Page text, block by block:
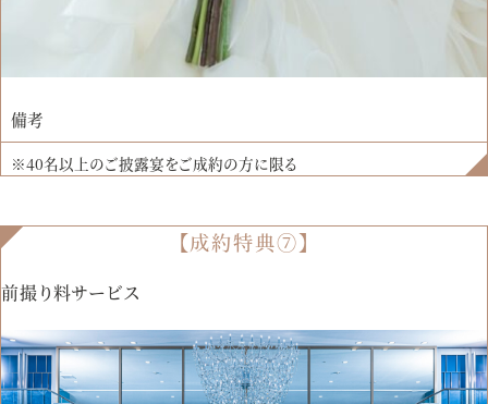
備考
※40名以上のご披露宴をご成約の方に限る
【成約特典⑦】
前撮り料サービス